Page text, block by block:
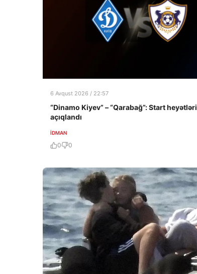
6 Avqust 2026 / 22:57
“Dinamo Kiyev” – “Qarabağ”: Start heyətləri
açıqlandı
İDMAN
0 0